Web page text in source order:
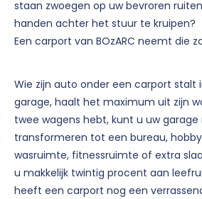
staan zwoegen op uw bevroren
handen achter het stuur te kruipen?
Een carport van BOzARC neemt die
Wie zijn auto onder een carport stalt
garage, haalt het maximum uit zijn
twee wagens hebt, kunt u uw garage
transformeren tot een bureau,
wasruimte, fitnessruimte of extra
u makkelijk twintig procent aan
heeft een carport nog een